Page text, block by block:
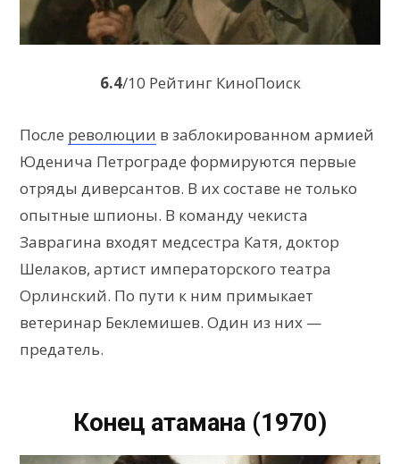
6.4/10 Рейтинг КиноПоиск
После революции в заблокированном армией
Юденича Петрограде формируются первые
отряды диверсантов. В их составе не только
опытные шпионы. В команду чекиста
Заврагина входят медсестра Катя, доктор
Шелаков, артист императорского театра
Орлинский. По пути к ним примыкает
ветеринар Беклемишев. Один из них —
предатель.
Конец атамана (1970)